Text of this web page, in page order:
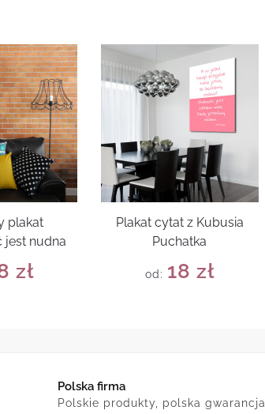
plakat
jest nudna
zł
Plakat cytat z Kubusia
Puchatka
od: 18 zł
Polska firma
Polskie produkty, polska gwarancja